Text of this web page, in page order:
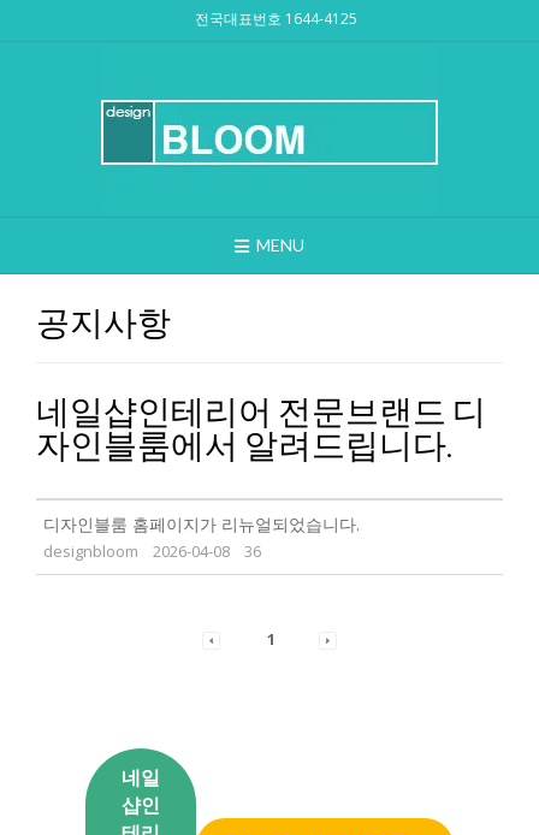
전국대표번호 1644-4125
MENU
공지사항
네일샵인테리어 전문브랜드 디
자인블룸에서 알려드립니다.
디자인블룸 홈페이지가 리뉴얼되었습니다.
designbloom 2026-04-08 36
1
네일
샵인